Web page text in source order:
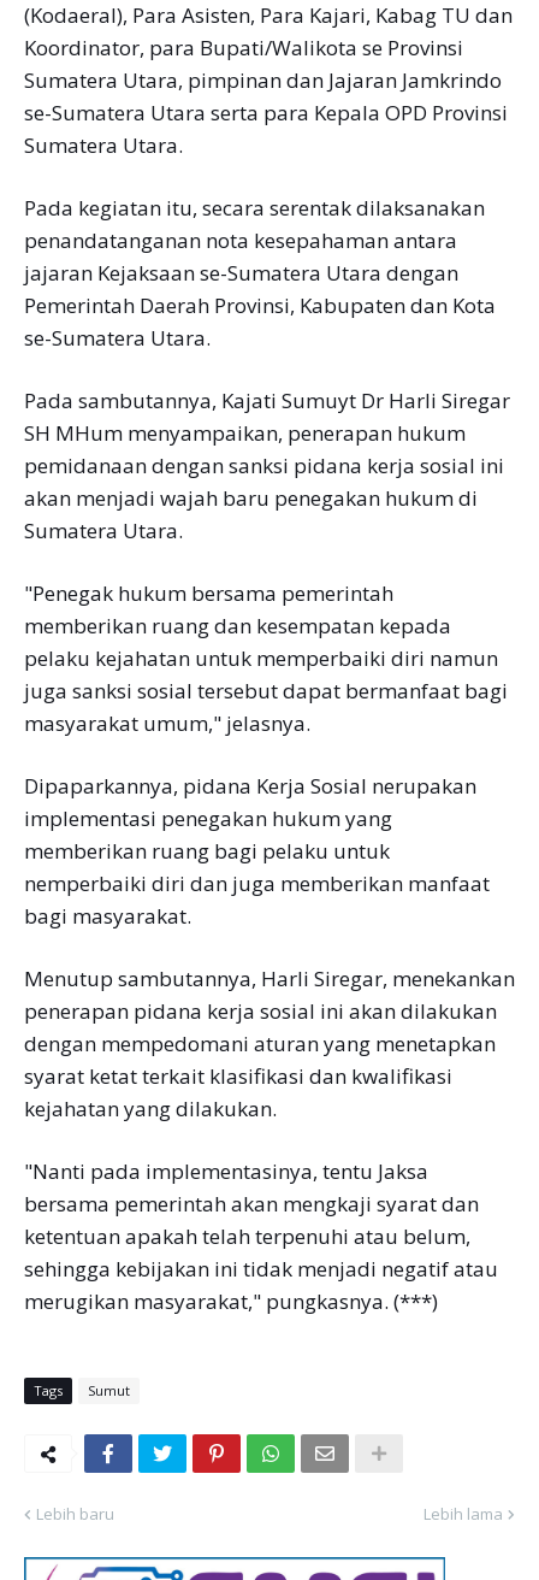
(Kodaeral), Para Asisten, Para Kajari, Kabag TU dan
Koordinator, para Bupati/Walikota se Provinsi
Sumatera Utara, pimpinan dan Jajaran Jamkrindo
se-Sumatera Utara serta para Kepala OPD Provinsi
Sumatera Utara.
Pada kegiatan itu, secara serentak dilaksanakan
penandatanganan nota kesepahaman antara
jajaran Kejaksaan se-Sumatera Utara dengan
Pemerintah Daerah Provinsi, Kabupaten dan Kota
se-Sumatera Utara.
Pada sambutannya, Kajati Sumuyt Dr Harli Siregar
SH MHum menyampaikan, penerapan hukum
pemidanaan dengan sanksi pidana kerja sosial ini
akan menjadi wajah baru penegakan hukum di
Sumatera Utara.
"Penegak hukum bersama pemerintah
memberikan ruang dan kesempatan kepada
pelaku kejahatan untuk memperbaiki diri namun
juga sanksi sosial tersebut dapat bermanfaat bagi
masyarakat umum," jelasnya.
Dipaparkannya, pidana Kerja Sosial nerupakan
implementasi penegakan hukum yang
memberikan ruang bagi pelaku untuk
nemperbaiki diri dan juga memberikan manfaat
bagi masyarakat.
Menutup sambutannya, Harli Siregar, menekankan
penerapan pidana kerja sosial ini akan dilakukan
dengan mempedomani aturan yang menetapkan
syarat ketat terkait klasifikasi dan kwalifikasi
kejahatan yang dilakukan.
"Nanti pada implementasinya, tentu Jaksa
bersama pemerintah akan mengkaji syarat dan
ketentuan apakah telah terpenuhi atau belum,
sehingga kebijakan ini tidak menjadi negatif atau
merugikan masyarakat," pungkasnya. (***)
Tags Sumut
Lebih baru Lebih lama